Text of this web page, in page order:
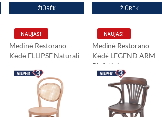
ŽIŪRĖK ŽIŪRĖK
Medinė Restorano
Kėdė ELLIPSE Natūrali
NAUJAS!
Medinė Restorano
Kėdė LEGEND ARM
Riešutinis
NAUJAS!